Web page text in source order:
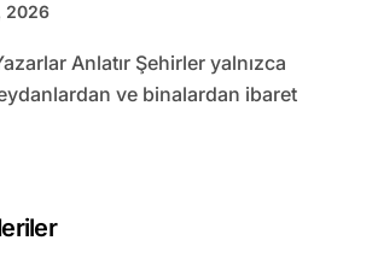
2026
ve binalardan ibaret